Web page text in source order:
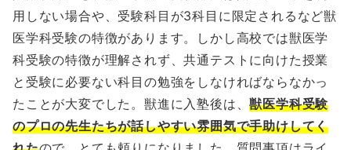
用しない場合や、受験科目が3科目に限定されるなど獣
医学科受験の特徴があります。しかし高校では獣医学
科受験の特徴が理解されず、共通テストに向けた授業
と受験に必要ない科目の勉強をしなければならなかっ
たことが大変でした。獣進に入塾後は、獣医学科受験
のプロの先生たちが話しやすい雰囲気で手助けしてく